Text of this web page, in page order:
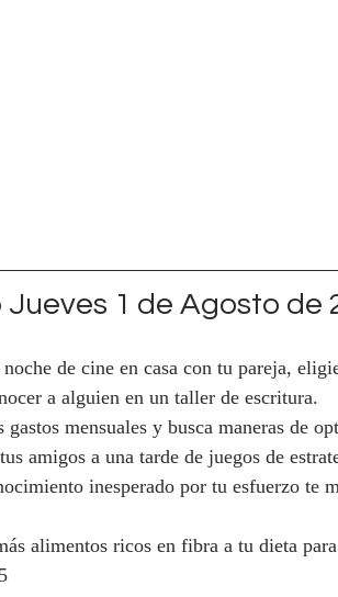
1 de Agosto de
de cine en casa con tu pareja,
a alguien en un taller de escritura.
mensuales y busca maneras de
amigos a una tarde de juegos de
inesperado por tu esfuerzo te
alimentos ricos en fibra a tu dieta
5